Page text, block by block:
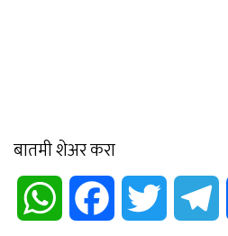
बातमी शेअर करा
WhatsApp Facebook Twitter